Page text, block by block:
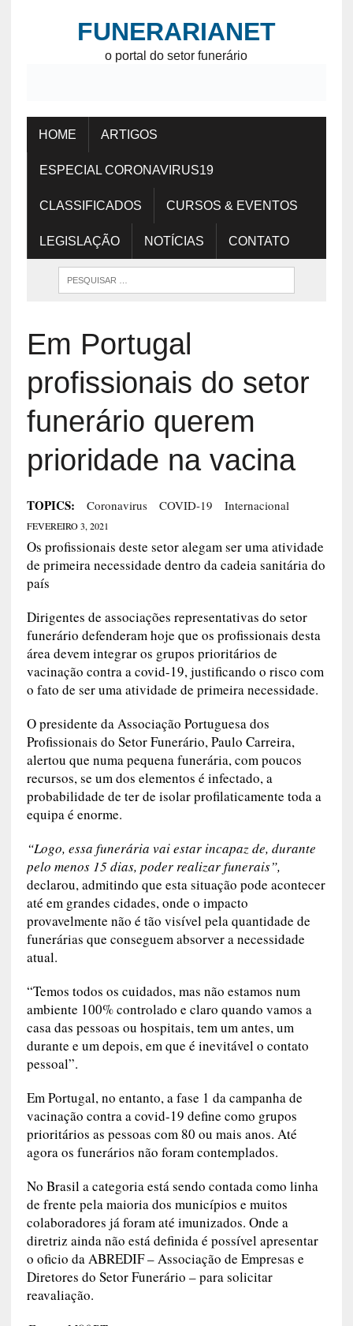
FUNERARIANET
o portal do setor funerário
HOME ARTIGOS
ESPECIAL CORONAVIRUS19
CLASSIFICADOS CURSOS & EVENTOS
LEGISLAÇÃO NOTÍCIAS CONTATO
Em Portugal
profissionais do setor
funerário querem
prioridade na vacina
TOPICS: Coronavirus COVID-19 Internacional
FEVEREIRO 3, 2021
Os profissionais deste setor alegam ser uma atividade
de primeira necessidade dentro da cadeia sanitária do
país
Dirigentes de associações representativas do setor
funerário defenderam hoje que os profissionais desta
área devem integrar os grupos prioritários de
vacinação contra a covid-19, justificando o risco com
o fato de ser uma atividade de primeira necessidade.
O presidente da Associação Portuguesa dos
Profissionais do Setor Funerário, Paulo Carreira,
alertou que numa pequena funerária, com poucos
recursos, se um dos elementos é infectado, a
probabilidade de ter de isolar profilaticamente toda a
equipa é enorme.
“Logo, essa funerária vai estar incapaz de, durante
pelo menos 15 dias, poder realizar funerais”,
declarou, admitindo que esta situação pode acontecer
até em grandes cidades, onde o impacto
provavelmente não é tão visível pela quantidade de
funerárias que conseguem absorver a necessidade
atual.
“Temos todos os cuidados, mas não estamos num
ambiente 100% controlado e claro quando vamos a
casa das pessoas ou hospitais, tem um antes, um
durante e um depois, em que é inevitável o contato
pessoal”.
Em Portugal, no entanto, a fase 1 da campanha de
vacinação contra a covid-19 define como grupos
prioritários as pessoas com 80 ou mais anos. Até
agora os funerários não foram contemplados.
No Brasil a categoria está sendo contada como linha
de frente pela maioria dos municípios e muitos
colaboradores já foram até imunizados. Onde a
diretriz ainda não está definida é possível apresentar
o oficio da ABREDIF – Associação de Empresas e
Diretores do Setor Funerário – para solicitar
reavaliação.